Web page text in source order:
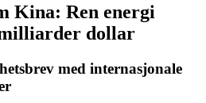
Kina: Ren energi
dollar
med internasjonale